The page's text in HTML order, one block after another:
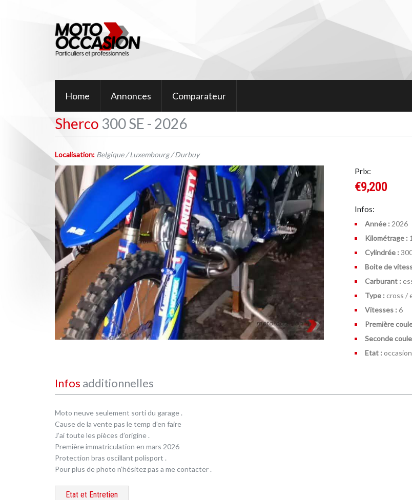
Home Annonces Comparateur
Sherco 300 SE - 2026
Localisation: Belgique / Luxembourg / Durbuy
Prix:
€9,200
Infos:
Année : 2026
Kilométrage :
Cylindrée :
Boite de
Carburant :
Type : cross /
Vitesses : 6
Première
Seconde
Etat : occasion
Infos additionnelles
Moto neuve seulement sorti du garage .
Cause de la vente pas le temp d’en faire
J’ai toute les pièces d’origine .
Première immatriculation en mars 2026
Protection bras oscillant polisport .
Pour plus de photo n’hésitez pas a me contacter .
Etat et Entretien